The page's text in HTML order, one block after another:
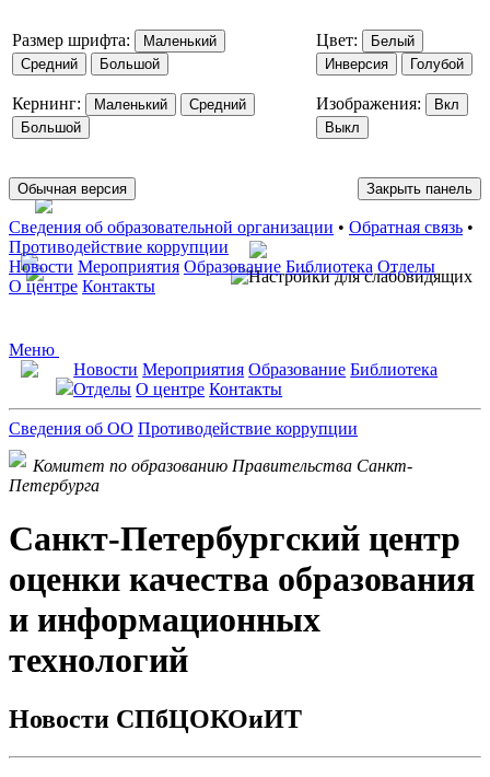
Размер шрифта:
Маленький
Средний
Большой
Кернинг: Маленький
Средний
Большой
Цвет:
Белый
Инверсия
Голубой
Изображения:
Вкл
Выкл
Обычная версия Закрыть панель
Сведения об образовательной организации • Обратная связь •
Противодействие коррупции
Новости Мероприятия Образование Библиотека Отделы
О центре Контакты
Меню
Новости Мероприятия Образование Библиотека
Отделы О центре Контакты
Сведения об ОО Противодействие коррупции
Комитет по образованию Правительства Санкт-
Петербурга
Санкт-Петербургский центр
оценки качества образования
и информационных
технологий
Новости СПбЦОКОиИТ